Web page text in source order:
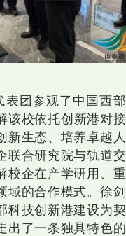
表团参观了中国西部
该校依托创新港对接
新生态、培养卓越人
联合研究院与轨道交
校企在产学研用、重
域的合作模式。徐剑
科技创新港建设为契
出了一条独具特色的